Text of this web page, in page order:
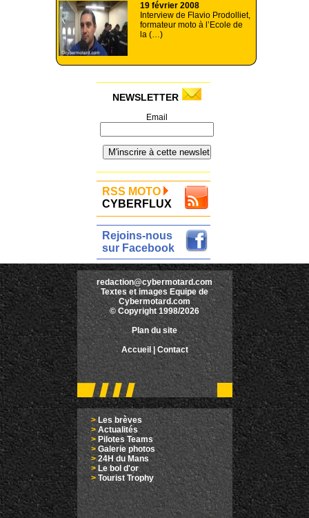
19 février 2008
Interview de Flavio Prodolliet,
formateur moto à l’Ecole de
la (…)
NEWSLETTER
Email
RSS MOTO
CYBERFLUX
Rejoins-nous
sur Facebook
redaction@cybermotard.com
Textes et images Equipe de
Cybermotard.com
© Copyright 1998/2026
Plan du site
Accueil |Contact
>Les brèves
> Actualités
> Pilotes Teams
>Galerie photos
>24H du Mans
>Le bol d'or
> Tourist Trophy